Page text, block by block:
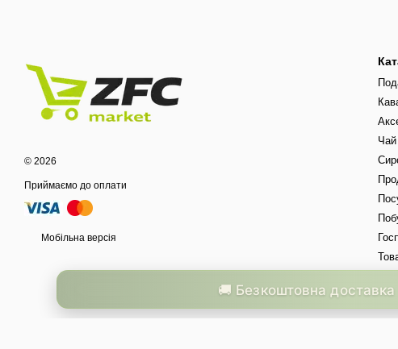
© 2026
Приймаємо до оплати
Мобільна версія
Чай